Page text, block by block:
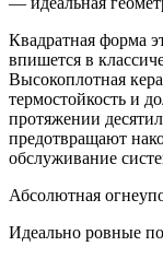
Квадратная форма
впишется в
Высокоплотная
термостойкость и
протяжении
предотвращают
обслуживание
Абсолютная
Идеально ровные